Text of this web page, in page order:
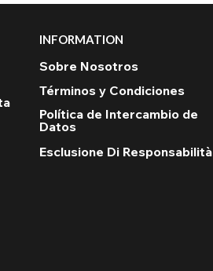
INFORMATION
Sobre Nosotros
Términos y Condiciones
Política de Intercambio de
Datos
Esclusione Di Responsabilità